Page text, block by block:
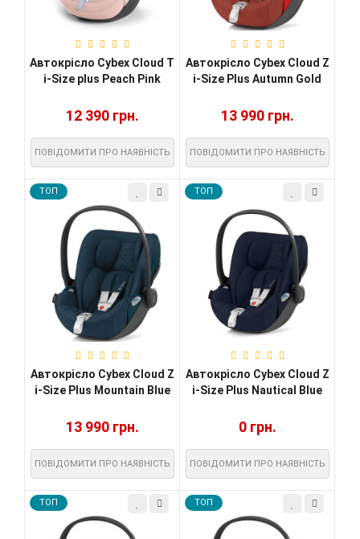
Автокрісло Cybex Cloud T
i-Size plus Peach Pink
12 390 грн.
ПОВІДОМИТИ ПРО НАЯВНІСТЬ
Автокрісло Cybex Cloud Z
i-Size Plus Autumn Gold
13 990 грн.
ПОВІДОМИТИ ПРО НАЯВНІСТЬ
TOП
Автокрісло Cybex Cloud Z
i-Size Plus Mountain Blue
13 990 грн.
ПОВІДОМИТИ ПРО НАЯВНІСТЬ
TOП
Автокрісло Cybex Cloud Z
i-Size Plus Nautical Blue
0 грн.
ПОВІДОМИТИ ПРО НАЯВНІСТЬ
TOП TOП